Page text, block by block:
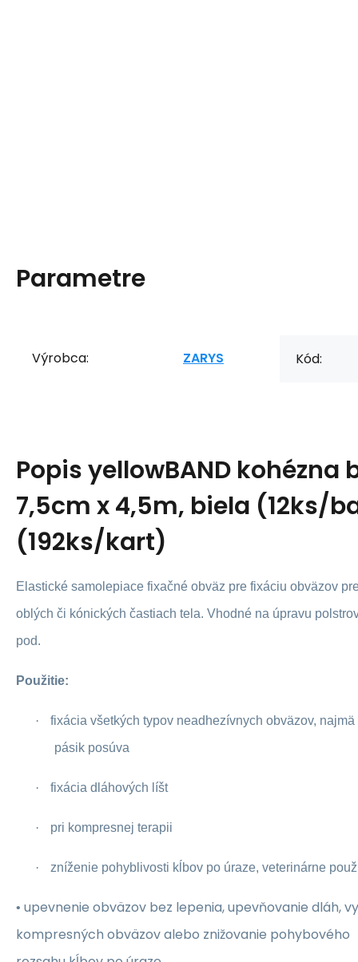
Parametre
Výrobca: ZARYS Kód:
PopisyellowBAND kohézna
7,5cm x 4,5m, biela (12ks/
(192ks/kart)
Elastické samolepiace fixačné obväz pre fixáciu obväzov
oblých či kónických častiach tela. Vhodné na úpravu
pod.
Použitie:
·
fixácia všetkých typov neadhezívnych obväzov,
pásik posúva
· fixácia dláhových líšt
· pri kompresnej terapii
· zníženie pohyblivosti kĺbov po úraze, veterinárne
• upevnenie obväzov bez lepenia, upevňovanie dláh,
kompresných obväzov alebo znižovanie pohybového